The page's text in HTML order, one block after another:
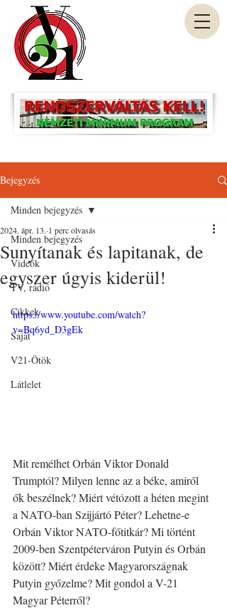
Bejegyzés
Minden bejegyzés
Videók
TV, rádió
Cikkek
Saját
V21-Ötök
Látlelet
Minden bejegyzés
Sunyítanak és lapitanak, de
egyszer úgyis kiderül!
2024. ápr. 13. 1 perc olvasás
https://www.youtube.com/watch?
v=Bq6yd_D3gEk
Mit remélhet Orbán Viktor Donald
Trumptól? Milyen lenne az a béke, amiről
ők beszélnek? Miért vétózott a héten megint
a NATO-ban Szijjártó Péter? Lehetne-e
Orbán Viktor NATO-főtitkár? Mi történt
2009-ben Szentpéterváron Putyin és Orbán
között? Miért érdeke Magyarországnak
Putyin győzelme? Mit gondol a V-21
Magyar Péterről?